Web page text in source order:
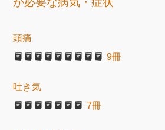
頭痛
9冊
吐き気
7冊